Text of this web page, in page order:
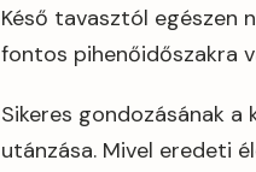
Késő tavasztól egészen
fontos pihenőidőszakra
Sikeres gondozásának
utánzása. Mivel eredeti